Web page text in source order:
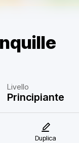
Livello
Principiante
Duplica